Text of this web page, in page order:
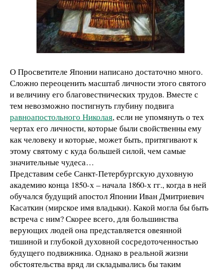
О Просветителе Японии написано достаточно много.
Сложно переоценить масштаб личности этого святого
и величину его благовестнических трудов. Вместе с
тем невозможно постигнуть глубину подвига
равноапостольного Николая, если не упомянуть о тех
чертах его личности, которые были свойственны ему
как человеку и которые, может быть, притягивают к
этому святому с куда большей силой, чем самые
значительные чудеса…
Представим себе Санкт-Петербургскую духовную
академию конца 1850-х – начала 1860-х гг., когда в ней
обучался будущий апостол Японии Иван Дмитриевич
Касаткин (мирское имя владыки). Какой могла бы быть
встреча с ним? Скорее всего, для большинства
верующих людей она представляется овеянной
тишиной и глубокой духовной сосредоточенностью
будущего подвижника. Однако в реальной жизни
обстоятельства вряд ли складывались бы таким